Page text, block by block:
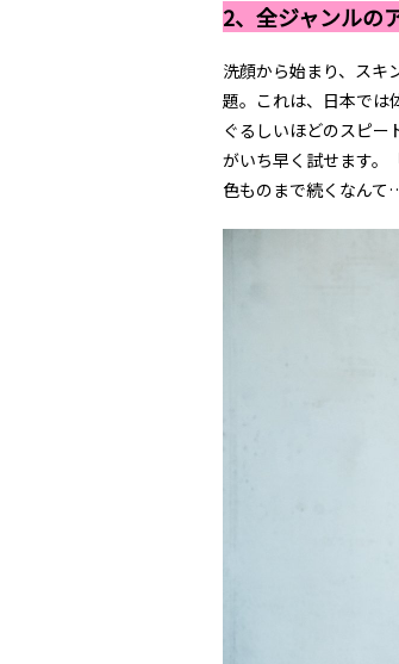
2、全ジャンルの
洗顔から始まり、スキ
題。これは、日本では
ぐるしいほどのスピー
がいち早く試せます。
色ものまで続くなんて